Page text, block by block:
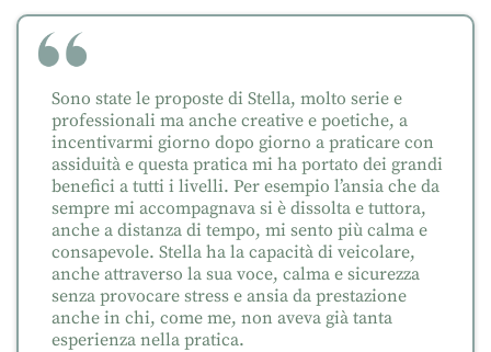
Sono state le proposte di Stella, molto serie e
professionali ma anche creative e poetiche, a
incentivarmi giorno dopo giorno a praticare con
assiduità e questa pratica mi ha portato dei grandi
benefici a tutti i livelli. Per esempio l’ansia che da
sempre mi accompagnava si è dissolta e tuttora,
anche a distanza di tempo, mi sento più calma e
consapevole. Stella ha la capacità di veicolare,
anche attraverso la sua voce, calma e sicurezza
senza provocare stress e ansia da prestazione
anche in chi, come me, non aveva già tanta
esperienza nella pratica.